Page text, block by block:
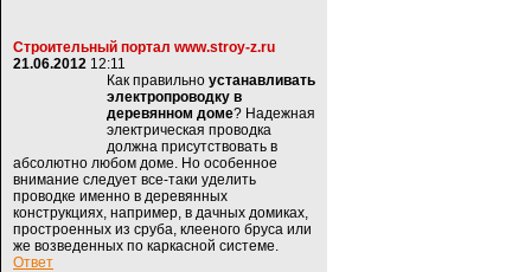
Строительный портал www.stroy-z.ru
21.06.2012 12:11
Как правильно устанавливать
электропроводку в
деревянном доме? Надежная
электрическая проводка
должна присутствовать в
абсолютно любом доме. Но особенное
внимание следует все-таки уделить
проводке именно в деревянных
конструкциях, например, в дачных домиках,
простроенных из сруба, клееного бруса или
же возведенных по каркасной системе.
Ответ